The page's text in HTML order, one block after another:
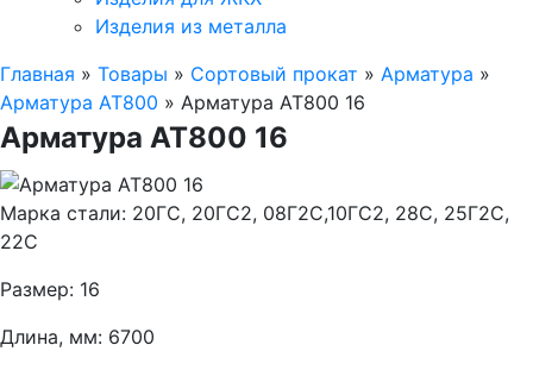
Изделия из металла
Главная » Товары » Сортовый прокат » Арматура »
Арматура АТ800 » Арматура АТ800 16
Арматура АТ800 16
Марка стали: 20ГС, 20ГС2, 08Г2С,10ГС2, 28С, 25Г2С,
22С
Размер: 16
Длина, мм: 6700